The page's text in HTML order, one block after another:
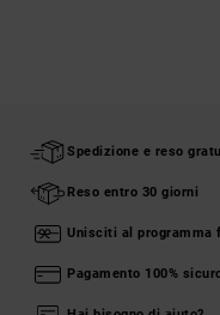
Spedizione e reso
Reso entro 30 giorni
Unisciti al programma
Pagamento 100%